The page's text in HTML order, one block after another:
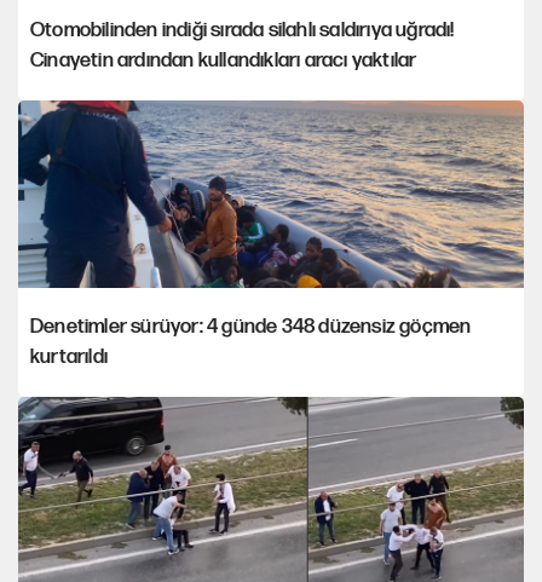
Otomobilinden indiği sırada silahlı saldırıya uğradı!
Cinayetin ardından kullandıkları aracı yaktılar
Denetimler sürüyor: 4 günde 348 düzensiz göçmen
kurtarıldı